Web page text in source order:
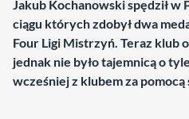
Jakub Kochanowski spędził w
ciągu których zdobył dwa
Four Ligi Mistrzyń. Teraz klub
jednak nie było tajemnicą o
wcześniej z klubem za pomocą